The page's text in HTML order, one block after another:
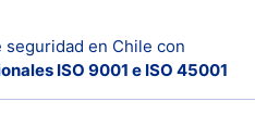
seguridad en Chile con
ISO 9001 e ISO 45001